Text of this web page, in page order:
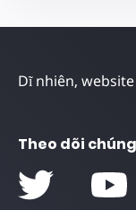
Dĩ nhiên,
Theo dõi